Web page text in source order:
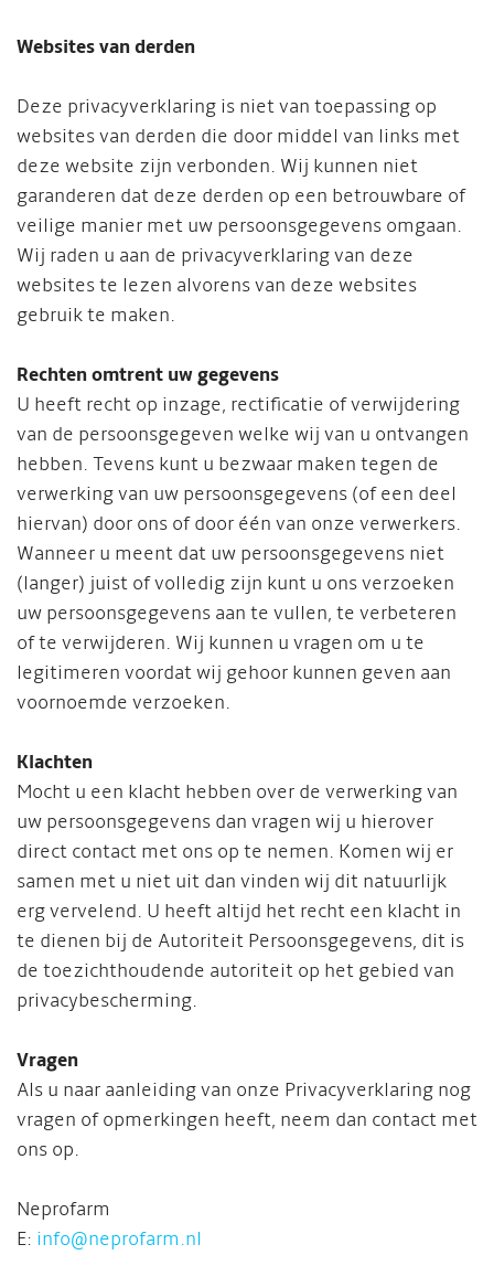
Websites van derden
Deze privacyverklaring is niet van toepassing op
websites van derden die door middel van links met
deze website zijn verbonden. Wij kunnen niet
garanderen dat deze derden op een betrouwbare of
veilige manier met uw persoonsgegevens omgaan.
Wij raden u aan de privacyverklaring van deze
websites te lezen alvorens van deze websites
gebruik te maken.
Rechten omtrent uw gegevens
U heeft recht op inzage, rectificatie of verwijdering
van de persoonsgegeven welke wij van u ontvangen
hebben. Tevens kunt u bezwaar maken tegen de
verwerking van uw persoonsgegevens (of een deel
hiervan) door ons of door één van onze verwerkers.
Wanneer u meent dat uw persoonsgegevens niet
(langer) juist of volledig zijn kunt u ons verzoeken
uw persoonsgegevens aan te vullen, te verbeteren
of te verwijderen. Wij kunnen u vragen om u te
legitimeren voordat wij gehoor kunnen geven aan
voornoemde verzoeken.
Klachten
Mocht u een klacht hebben over de verwerking van
uw persoonsgegevens dan vragen wij u hierover
direct contact met ons op te nemen. Komen wij er
samen met u niet uit dan vinden wij dit natuurlijk
erg vervelend. U heeft altijd het recht een klacht in
te dienen bij de Autoriteit Persoonsgegevens, dit is
de toezichthoudende autoriteit op het gebied van
privacybescherming.
Vragen
Als u naar aanleiding van onze Privacyverklaring nog
vragen of opmerkingen heeft, neem dan contact met
ons op.
Neprofarm
E: info@neprofarm.nl